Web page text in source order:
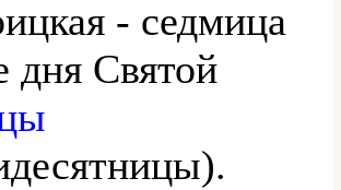
- седмица
дня Святой